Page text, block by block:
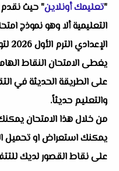
"تعليمك أونلاين" حيث نقدم
التعليمية ألا وهو نموذج
يغطى الامتحان النقاط
على الطريقة الحديثة في
والتعليم حديثاً.
من خلال هذا الامتحان
يمكنك استعراض او تحميل
على نقاط القصور لديك